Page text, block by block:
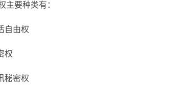
主要种类有：
自由权
权
秘密权